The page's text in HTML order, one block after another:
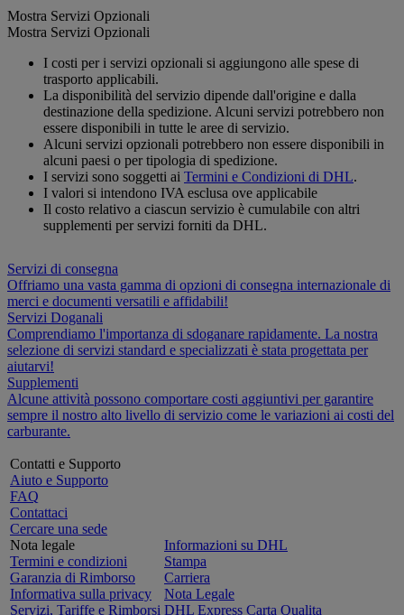
Mostra Servizi Opzionali
Mostra Servizi Opzionali
I costi per i servizi opzionali si aggiungono alle spese di
trasporto applicabili.
La disponibilità del servizio dipende dall'origine e dalla
destinazione della spedizione. Alcuni servizi potrebbero non
essere disponibili in tutte le aree di servizio.
Alcuni servizi opzionali potrebbero non essere disponibili in
alcuni paesi o per tipologia di spedizione.
I servizi sono soggetti ai Termini e Condizioni di DHL.
I valori si intendono IVA esclusa ove applicabile
Il costo relativo a ciascun servizio è cumulabile con altri
supplementi per servizi forniti da DHL.
Servizi di consegna
Offriamo una vasta gamma di opzioni di consegna internazionale di
merci e documenti versatili e affidabili!
Servizi Doganali
Comprendiamo l'importanza di sdoganare rapidamente. La nostra
selezione di servizi standard e specializzati è stata progettata per
aiutarvi!
Supplementi
Alcune attività possono comportare costi aggiuntivi per garantire
sempre il nostro alto livello di servizio come le variazioni ai costi del
carburante.
Contatti e Supporto
Aiuto e Supporto
FAQ
Contattaci
Cercare una sede
Nota legale
Termini e condizioni
Garanzia di Rimborso
Informativa sulla privacy
Servizi, Tariffe e Rimborsi
Informazioni su DHL
Stampa
Carriera
Nota Legale
DHL Express Carta Qualita